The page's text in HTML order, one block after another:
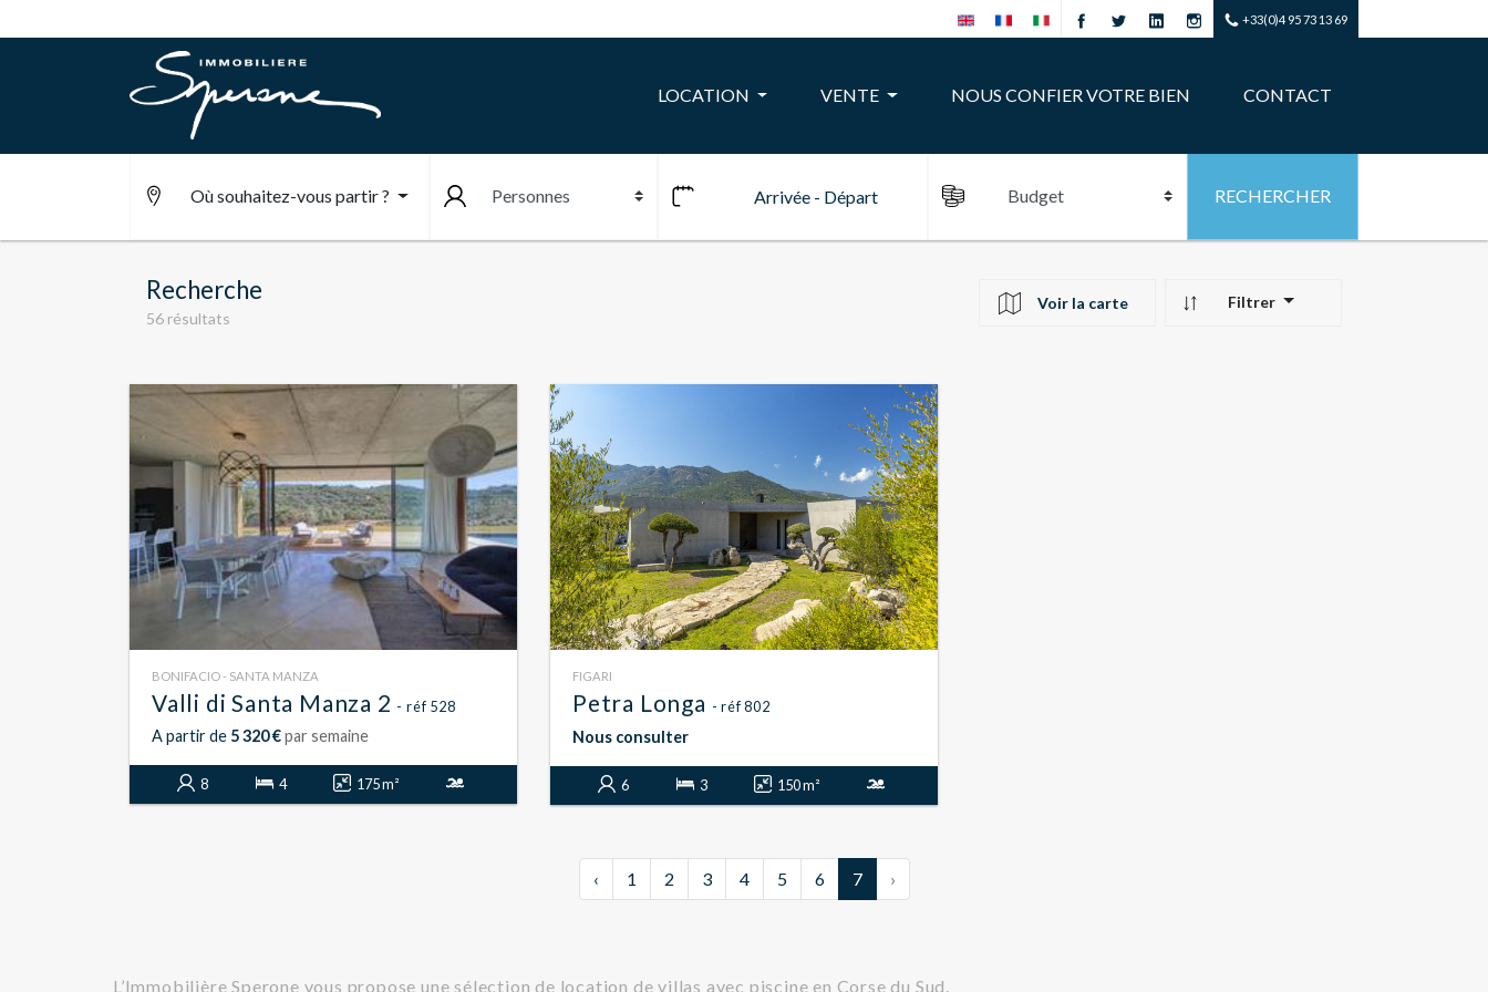
+33(0)4 95 73 13 69
LOCATION VENTE NOUS CONFIER VOTRE BIEN CONTACT
Où souhaitez-vous partir ?
Recherche
56 résultats
Voir la carte Filtrer
BONIFACIO - SANTA MANZA
Valli di Santa Manza 2 - réf 528
A partir de 5 320 €par semaine
8 4 175 m²
FIGARI
Petra Longa - réf 802
Nous consulter
6 3 150 m²
‹ 1 2 3 4 5 6 7 ›
L’Immobilière Sperone vous propose une sélection de location de villas avec piscine en Corse du Sud.